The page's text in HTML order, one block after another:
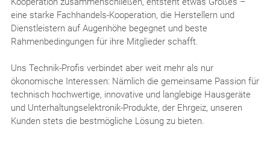
eine starke Fachhandels-Kooperation, die Herstellern und
Dienstleistern auf Augenhöhe begegnet und beste
Rahmenbedingungen für ihre Mitglieder schafft.
Uns Technik-Profis verbindet aber weit mehr als nur
ökonomische Interessen: Nämlich die gemeinsame Passion für
technisch hochwertige, innovative und langlebige Hausgeräte
und Unterhaltungselektronik-Produkte, der Ehrgeiz, unseren
Kunden stets die bestmögliche Lösung zu bieten.